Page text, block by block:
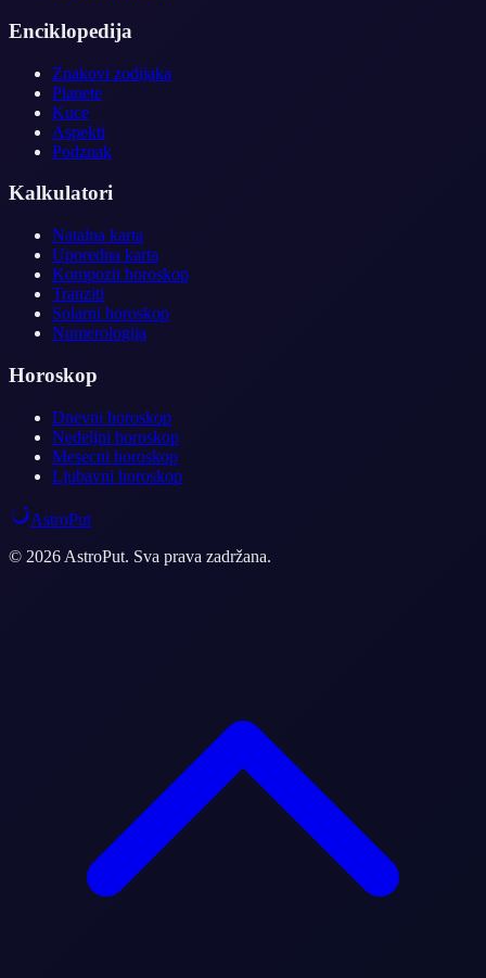
Enciklopedija
Znakovi zodijaka
Planete
Kuce
Aspekti
Podznak
Kalkulatori
Natalna karta
Uporedna karta
Kompozit horoskop
Tranziti
Solarni horoskop
Numerologija
Horoskop
Dnevni horoskop
Nedeljni horoskop
Mesecni horoskop
Ljubavni horoskop
AstroPut
© 2026 AstroPut. Sva prava zadržana.